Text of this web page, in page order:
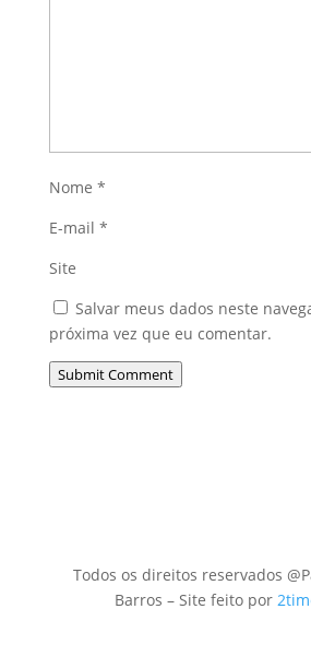
Nome *
E-mail *
Site
Salvar meus dados neste
próxima vez que eu comentar.
Submit Comment
Todos os direitos reservados
Barros – Site feito por